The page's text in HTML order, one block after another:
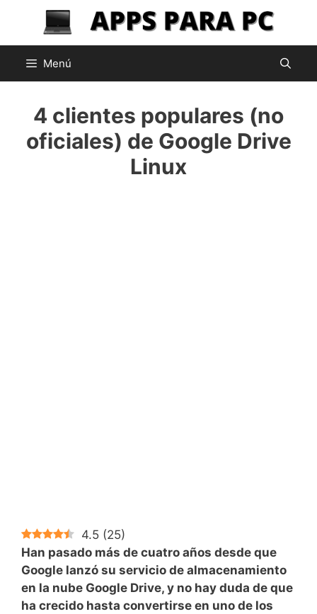
contenido
Menú
4 clientes populares (no
oficiales) de Google Drive
Linux
4.5 (25)
Han pasado más de cuatro años desde que
Google lanzó su servicio de almacenamiento
en la nube Google Drive, y no hay duda de que
ha crecido hasta convertirse en uno de los